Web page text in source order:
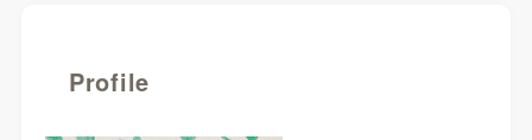
Profile